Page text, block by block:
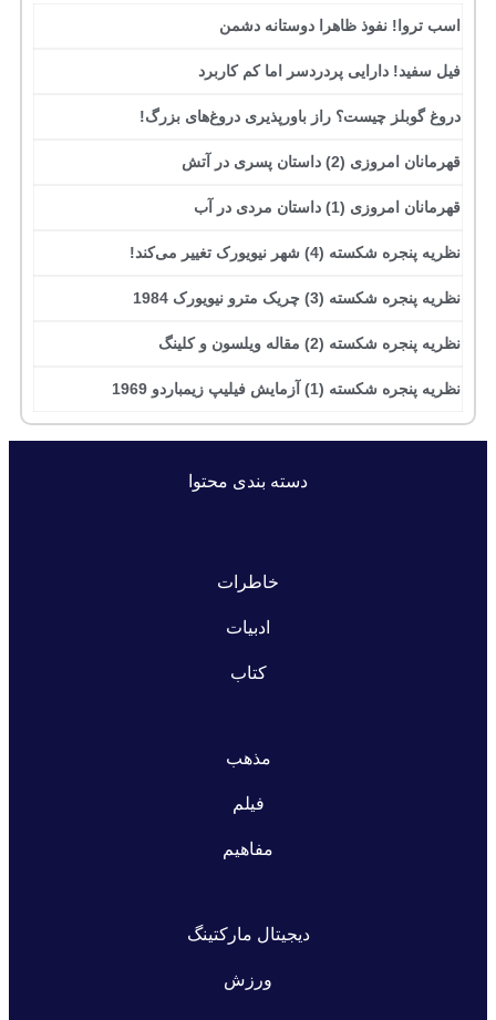
اسب تروا! نفوذ ظاهرا دوستانه دشمن
فیل سفید! دارایی پردردسر اما کم کاربرد
دروغ گوبلز چیست؟ راز باورپذیری دروغ‌های بزرگ!
قهرمانان امروزی (2) داستان پسری در آتش
قهرمانان امروزی (1) داستان مردی در آب
نظریه پنجره شکسته (4) شهر نیویورک تغییر می‌کند!
نظریه پنجره شکسته (3) چریک مترو نیویورک 1984
نظریه پنجره شکسته (2) مقاله ویلسون و کلینگ
نظریه پنجره شکسته (1) آزمایش فیلیپ زیمباردو 1969
دسته بندی محتوا
خاطرات
ادبیات
کتاب
مذهب
فیلم
مفاهیم
دیجیتال مارکتینگ
ورزش